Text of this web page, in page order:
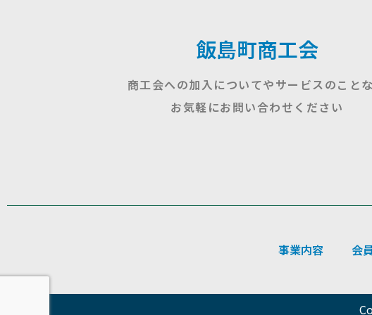
飯島町商工会
商工会への加入についてやサービスのこと
お気軽にお問い合わせください
事業内容 会